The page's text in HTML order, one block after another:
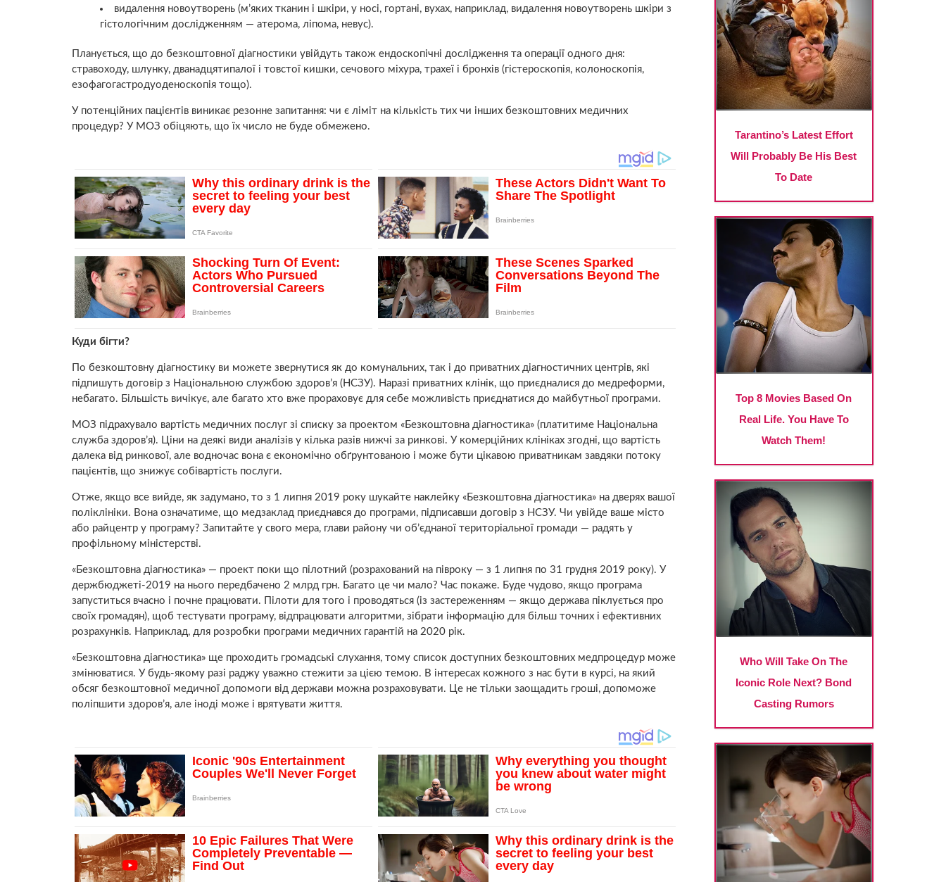
видалення новоутворень (м’яких тканин і шкіри, у носі, гортані, вухах, наприклад, видалення новоутворень шкіри з
гістологічним дослідженням — атерома, ліпома, невус).
Планується, що до безкоштовної діагностики увійдуть також ендоскопічні дослідження та операції одного дня:
стравоходу, шлунку, дванадцятипалої і товстої кишки, сечового міхура, трахеї і бронхів (гістероскопія, колоноскопія,
езофагогастродуоденоскопія тощо).
У потенційних пацієнтів виникає резонне запитання: чи є ліміт на кількість тих чи інших безкоштовних медичних
процедур? У МОЗ обіцяють, що їх число не буде обмежено.
Куди бігти?
По безкоштовну діагностику ви можете звернутися як до комунальних, так і до приватних діагностичних центрів, які
підпишуть договір з Національною службою здоров’я (НСЗУ). Наразі приватних клінік, що приєдналися до медреформи,
небагато. Більшість вичікує, але багато хто вже прораховує для себе можливість приєднатися до майбутньої програми.
МОЗ підрахувало вартість медичних послуг зі списку за проектом «Безкоштовна діагностика» (платитиме Національна
служба здоров’я). Ціни на деякі види аналізів у кілька разів нижчі за ринкові. У комерційних клініках згодні, що вартість
далека від ринкової, але водночас вона є економічно обґрунтованою і може бути цікавою приватникам завдяки потоку
пацієнтів, що знижує собівартість послуги.
Отже, якщо все вийде, як задумано, то з 1 липня 2019 року шукайте наклейку «Безкоштовна діагностика» на дверях вашої
поліклініки. Вона означатиме, що медзаклад приєднався до програми, підписавши договір з НСЗУ. Чи увійде ваше місто
або райцентр у програму? Запитайте у свого мера, глави району чи об’єднаної територіальної громади — радять у
профільному міністерстві.
«Безкоштовна діагностика» — проект поки що пілотний (розрахований на півроку — з 1 липня по 31 грудня 2019 року). У
держбюджеті-2019 на нього передбачено 2 млрд грн. Багато це чи мало? Час покаже. Буде чудово, якщо програма
запуститься вчасно і почне працювати. Пілоти для того і проводяться (із застереженням — якщо держава піклується про
своїх громадян), щоб тестувати програму, відпрацювати алгоритми, зібрати інформацію для більш точних і ефективних
розрахунків. Наприклад, для розробки програми медичних гарантій на 2020 рік.
«Безкоштовна діагностика» ще проходить громадські слухання, тому список доступних безкоштовних медпроцедур може
змінюватися. У будь-якому разі раджу уважно стежити за цією темою. В інтересах кожного з нас бути в курсі, на який
обсяг безкоштовної медичної допомоги від держави можна розраховувати. Це не тільки заощадить гроші, допоможе
поліпшити здоров’я, але іноді може і врятувати життя.